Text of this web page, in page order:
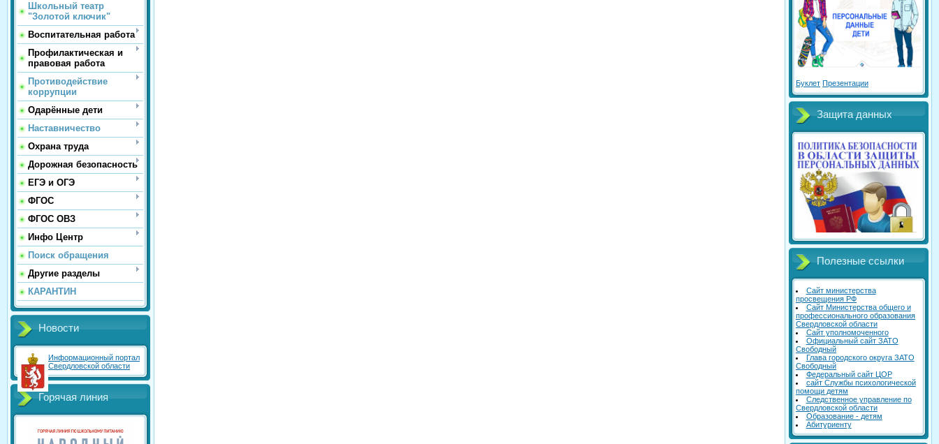
Школьный театр
"Золотой ключик"
Воспитательная работа
Профилактическая и
правовая работа
Противодействие
коррупции
Одарённые дети
Наставничество
Охрана труда
Дорожная безопасность
ЕГЭ и ОГЭ
ФГОС
ФГОС ОВЗ
Инфо Центр
Поиск обращения
Другие разделы
КАРАНТИН
Новости
Информационный портал
Свердловской области
Горячая линия
Буклет Презентации
Защита данных
Полезные ссылки
Сайт министерства
просвещения РФ
Сайт Министерства общего и
профессионального образования
Свердловской области
Сайт уполномоченного
Официальный сайт ЗАТО
Свободный
Глава городского округа ЗАТО
Свободный
Федеральный сайт ЦОР
сайт Службы психологической
помощи детям
Следственное управление по
Свердловской области
Образование - детям
Абитуриенту